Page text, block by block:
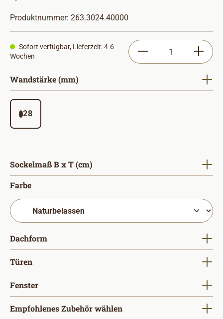
Produktnummer: 263.3024.40000
Sofort verfügbar, Lieferzeit: 4-6
Wochen
Produkt Anzahl:
Wandstärke (mm)
28
Sockelmaß B x T (cm)
Farbeauswählen
Dachform
Türen
Fensterauswählen
Empfohlenes Zubehör wählen